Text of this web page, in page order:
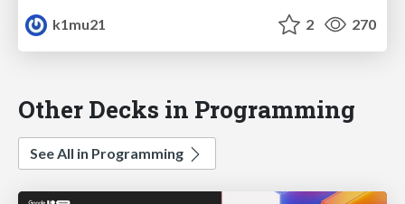
k1mu21
2 270
Other Decks in Programming
See All in Programming